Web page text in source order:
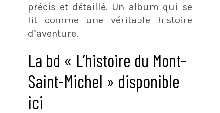
précis et détaillé. Un album qui se
lit comme une véritable histoire
d’aventure.
La bd « L’histoire du Mont-
Saint-Michel » disponible
ici